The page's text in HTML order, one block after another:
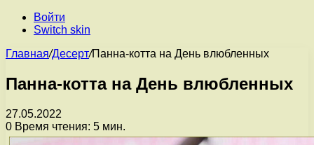
Войти
Switch skin
Главная/Десерт/Панна-котта на День влюбленных
Панна-котта на День влюбленных
27.05.2022
0 Время чтения: 5 мин.